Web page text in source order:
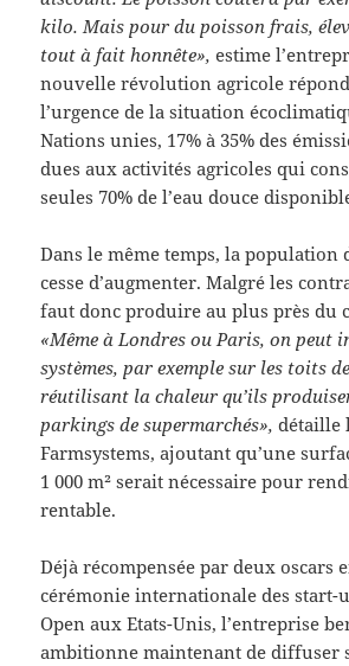
kilo. Mais pour du poisson frais,
tout à fait honnête», estime
nouvelle révolution agricole
l’urgence de la situation
Nations unies, 17% à 35% des
dues aux activités agricoles qui
seules 70% de l’eau douce
Dans le même temps, la population
cesse d’augmenter. Malgré les
faut donc produire au plus près du
«Même à Londres ou Paris, on peut
systèmes, par exemple sur les toits
réutilisant la chaleur qu’ils
parkings de supermarchés», détaille
Farmsystems, ajoutant qu’une
1 000 m² serait nécessaire pour
rentable.
Déjà récompensée par deux oscars
cérémonie internationale des start-
Open aux Etats-Unis, l’entreprise
ambitionne maintenant de diffuser